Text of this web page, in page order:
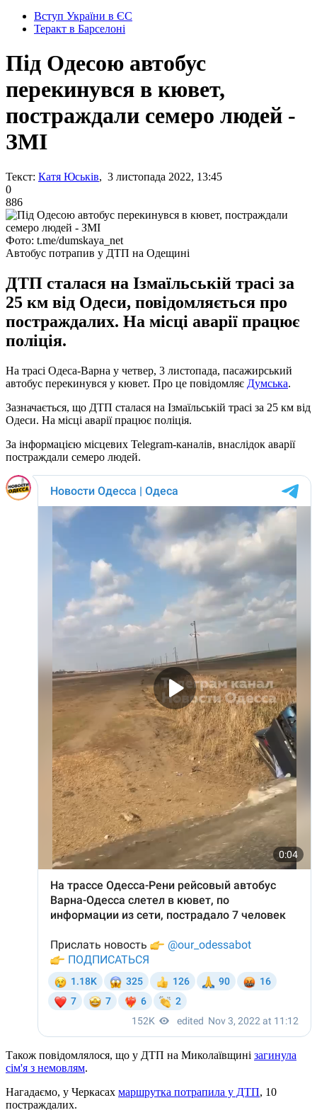
Вступ України в ЄС
Теракт в Барселоні
Під Одесою автобус
перекинувся в кювет,
постраждали семеро людей -
ЗМІ
Текст: Катя Юськів, 3 листопада 2022, 13:45
0
886
Фото: t.me/dumskaya_net
Автобус потрапив у ДТП на Одещині
ДТП сталася на Ізмаїльській трасі за
25 км від Одеси, повідомляється про
постраждалих. На місці аварії працює
поліція.
На трасі Одеса-Варна у четвер, 3 листопада, пасажирський
автобус перекинувся у кювет. Про це повідомляє Думська.
Зазначається, що ДТП сталася на Ізмаїльській трасі за 25 км від
Одеси. На місці аварії працює поліція.
За інформацією місцевих Telegram-каналів, внаслідок аварії
постраждали семеро людей.
Також повідомлялося, що у ДТП на Миколаївщині загинула
сім'я з немовлям.
Нагадаємо, у Черкасах маршрутка потрапила у ДТП, 10
постраждалих.